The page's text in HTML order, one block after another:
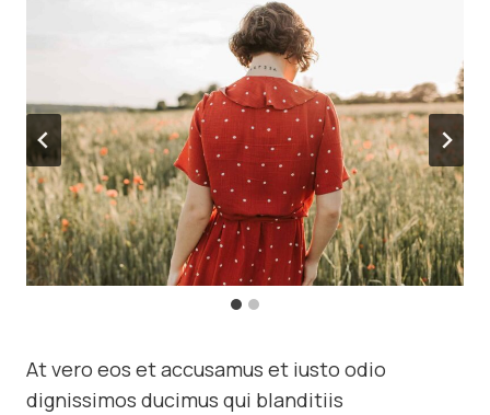
At vero eos et accusamus et iusto odio
dignissimos ducimus qui blanditiis